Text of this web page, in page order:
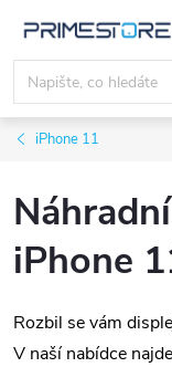
obsah
iPhone 11
iPhone
Rozbil se vám
V naší nabídce